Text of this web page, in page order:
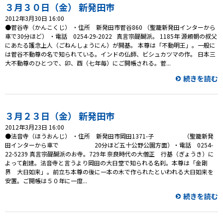
コンテンツ・アプリ
キッズ ケンジュ 愛の募金
Well-being 防災・減災
お問い合わせ
３月３０日（金） 新発田市
2012年3月30日 16:00
●菅谷寺（かんこくじ） ・住所 新発田市菅谷860 （聖籠新発田インターから
車で30分ほど） ・電話 0254-29-2022 真言宗醍醐派。 1185年 源頼朝の叔父
にあたる護念上人（ごねんしょうにん）が開基。 本尊は「不動明王」。一般に
は菅谷不動尊の名で知られている。インドの仏師、ビシュカツマの作。 日本三
大不動尊のひとつで、卯、酉（七年毎）にご開帳される。菅...
続きを読む
３月２３日（金） 新発田市
2012年3月23日 16:00
●法音寺（ほうおんじ） ・住所 新発田市岡田1371-子 （聖籠新発
田インターから車で 20分ほど五十公野公園方面）・電話 0254-
22-5239 真言宗醍醐派のお寺。729年 奈良時代の大僧正 行基（ぎょうき）に
よって創建。法音寺と言うより岡田の大日堂で知られる名刹。本尊は「金剛
界 大日如来」。前立ち本尊の後に一本の木で作られたといわれる大日如来を
安置。ご開帳は５０年に一度...
続きを読む